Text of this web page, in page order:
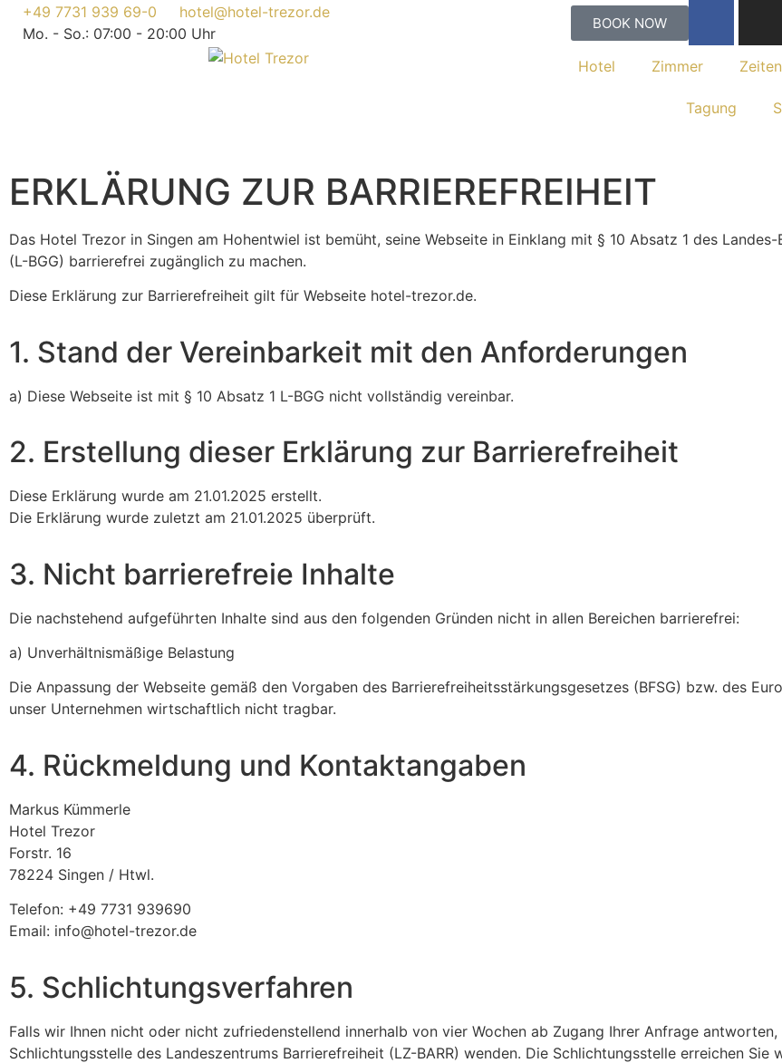
+49 7731 939 69-0
hotel@hotel-trezor.de
Mo. - So.: 07:00 - 20:00 Uhr
BOOK NOW
Hotel Zimmer
Tagung
ERKLÄRUNG ZUR BARRIEREFREIHEIT
Das Hotel Trezor in Singen am Hohentwiel ist bemüht, seine Webseite in Einklang mit § 10 Absatz 1 des
(L-BGG) barrierefrei zugänglich zu machen.
Diese Erklärung zur Barrierefreiheit gilt für Webseite hotel-trezor.de.
1. Stand der Vereinbarkeit mit den Anforderungen
a) Diese Webseite ist mit § 10 Absatz 1 L-BGG nicht vollständig vereinbar.
2. Erstellung dieser Erklärung zur Barrierefreiheit
Diese Erklärung wurde am 21.01.2025 erstellt.
Die Erklärung wurde zuletzt am 21.01.2025 überprüft.
3. Nicht barrierefreie Inhalte
Die nachstehend aufgeführten Inhalte sind aus den folgenden Gründen nicht in allen Bereichen barrierefrei:
a) Unverhältnismäßige Belastung
Die Anpassung der Webseite gemäß den Vorgaben des Barrierefreiheitsstärkungsgesetzes (BFSG) bzw. des
unser Unternehmen wirtschaftlich nicht tragbar.
4. Rückmeldung und Kontaktangaben
Markus Kümmerle
Hotel Trezor
Forstr. 16
78224 Singen / Htwl.
Telefon: +49 7731 939690
Email: info@hotel-trezor.de
5. Schlichtungsverfahren
Falls wir Ihnen nicht oder nicht zufriedenstellend innerhalb von vier Wochen ab Zugang Ihrer Anfrage
Schlichtungsstelle des Landeszentrums Barrierefreiheit (LZ-BARR) wenden. Die Schlichtungsstelle erreichen Sie